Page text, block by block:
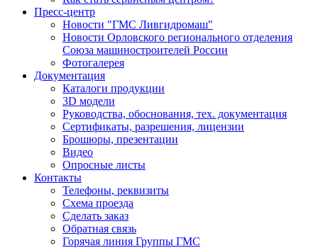
Пресс-центр
Новости "ГМС Ливгидромаш"
Новости Орловского регионального отделения
Союза машиностроителей России
Фотогалерея
Документация
Каталоги продукции
3D модели
Руководства, обоснования, тех. документация
Сертификаты, разрешения, лицензии
Брошюры, презентации
Видео
Опросные листы
Контакты
Телефоны, реквизиты
Схема проезда
Сделать заказ
Обратная связь
Горячая линия Группы ГМС